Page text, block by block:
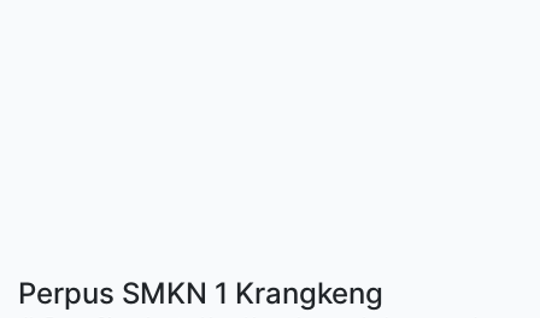
Perpus SMKN 1 Krangkeng